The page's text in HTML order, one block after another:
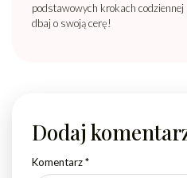
podstawowych krokach
dbaj o swoją cerę!
Dodaj
Komentarz*